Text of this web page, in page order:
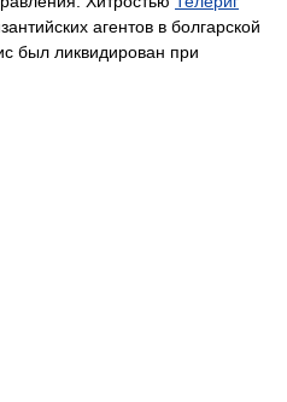
агентов в болгарской
был ликвидирован при